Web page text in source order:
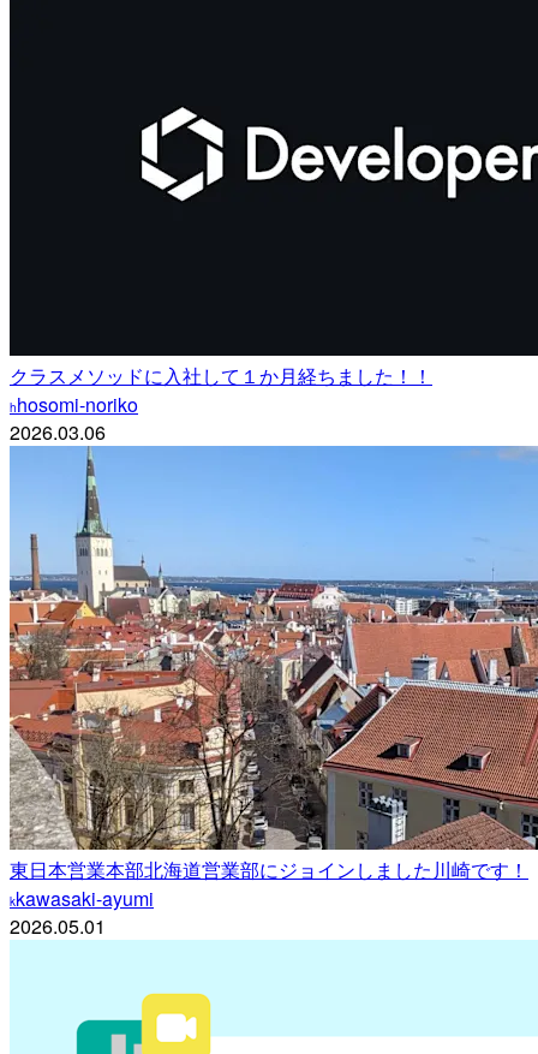
クラスメソッドに入社して１か月経ちました！！
hhosomi-noriko
2026.03.06
東日本営業本部北海道営業部にジョインしました川崎です！
kkawasaki-ayumi
2026.05.01